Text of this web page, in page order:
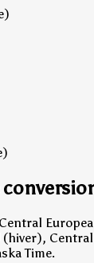
Time.